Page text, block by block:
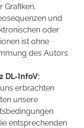
Grafiken,
und
oder
ist ohne
des Autors
DL-InfoV:
erbrachten
unsere
entsprechenden